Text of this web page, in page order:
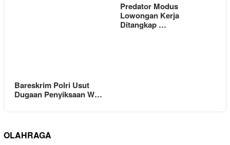
Bareskrim Polri Usut
Dugaan Penyiksaan W…
Predator Modus
Lowongan Kerja
Ditangkap …
OLAHRAGA